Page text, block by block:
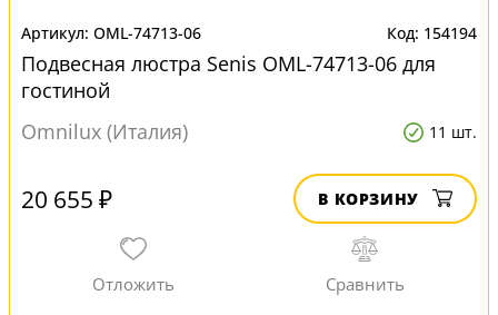
OML-74713-06 154194
Подвесная люстра Senis OML-74713-06 для
гостиной
Omnilux (Италия)
11 шт.
20 655 ₽ В КОРЗИНУ